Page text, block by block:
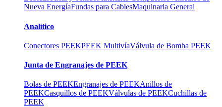
Nueva EnergíaFundas para CablesMaquinaria General
Analítico
Conectores PEEKPEEK MultivíaVálvula de Bomba PEEK
Junta de Engranajes de PEEK
Bolas de PEEKEngranajes de PEEKAnillos de
PEEKCasquillos de PEEKVálvulas de PEEKCuchillas de
PEEK